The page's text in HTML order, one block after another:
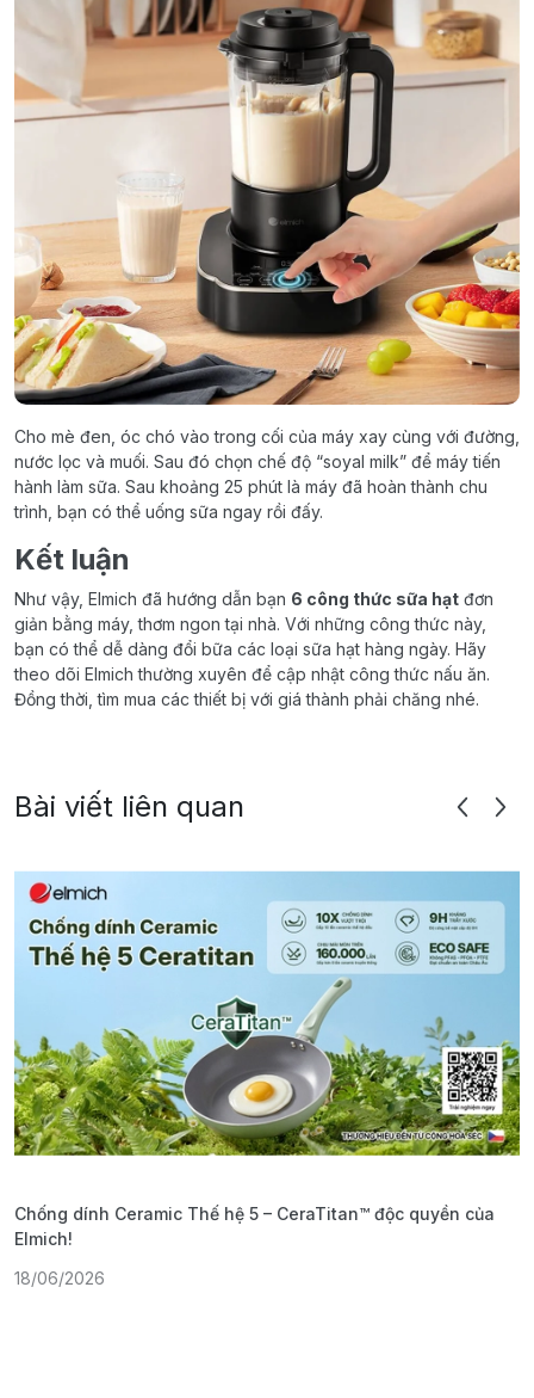
Cho mè đen, óc chó vào trong cối của máy xay cùng với đường,
nước lọc và muối. Sau đó chọn chế độ “soyal milk” để máy tiến
hành làm sữa. Sau khoảng 25 phút là máy đã hoàn thành chu
trình, bạn có thể uống sữa ngay rồi đấy.
Kết luận
Như vậy, Elmich đã hướng dẫn bạn 6 công thức sữa hạt đơn
giản bằng máy, thơm ngon tại nhà. Với những công thức này,
bạn có thể dễ dàng đổi bữa các loại sữa hạt hàng ngày. Hãy
theo dõi Elmich thường xuyên để cập nhật công thức nấu ăn.
Đồng thời, tìm mua các thiết bị với giá thành phải chăng nhé.
Bài viết liên quan
Chống dính Ceramic Thế hệ 5 – CeraTitan™ độc quyền của
Elmich!
18/06/2026